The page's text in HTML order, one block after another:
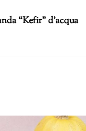
“Kefir” d’acqua